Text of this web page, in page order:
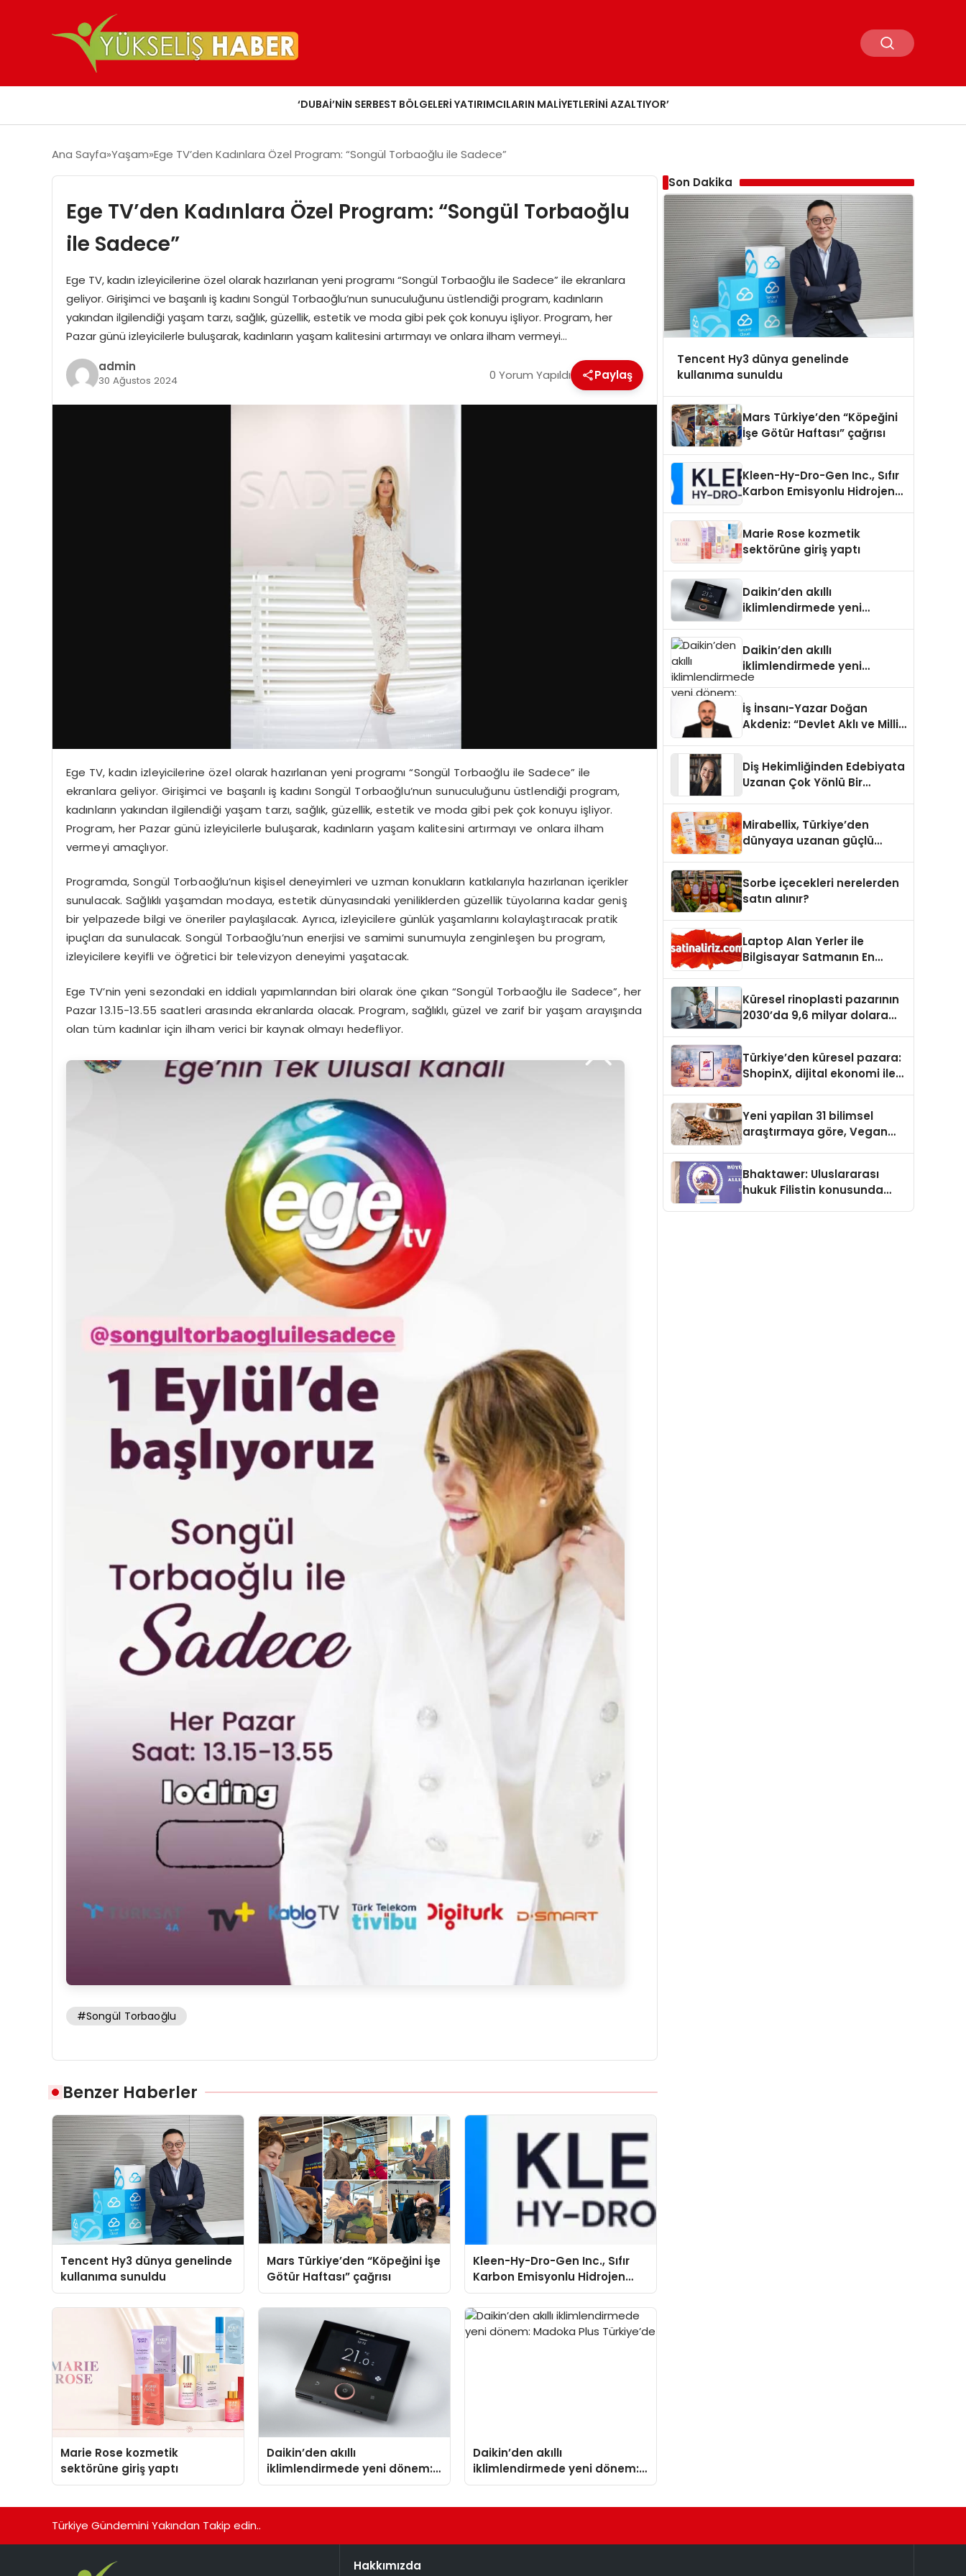
‘DUBAI’NIN SERBEST BÖLGELERI YATIRIMCILARIN MALIYETLERINI AZALTIYOR’
Ana Sayfa Yaşam Ege TV’den Kadınlara Özel Program: “Songül Torbaoğlu ile Sadece”
Ege TV’den Kadınlara Özel Program: “Songül Torbaoğlu
ile Sadece”
Ege TV, kadın izleyicilerine özel olarak hazırlanan yeni programı “Songül Torbaoğlu ile Sadece” ile ekranlara
geliyor. Girişimci ve başarılı iş kadını Songül Torbaoğlu’nun sunuculuğunu üstlendiği program, kadınların
yakından ilgilendiği yaşam tarzı, sağlık, güzellik, estetik ve moda gibi pek çok konuyu işliyor. Program, her
Pazar günü izleyicilerle buluşarak, kadınların yaşam kalitesini artırmayı ve onlara ilham vermeyi…
admin
30 Ağustos 2024 0 Yorum Yapıldı Paylaş
Ege TV, kadın izleyicilerine özel olarak hazırlanan yeni programı “Songül Torbaoğlu ile Sadece” ile
ekranlara geliyor. Girişimci ve başarılı iş kadını Songül Torbaoğlu’nun sunuculuğunu üstlendiği program,
kadınların yakından ilgilendiği yaşam tarzı, sağlık, güzellik, estetik ve moda gibi pek çok konuyu işliyor.
Program, her Pazar günü izleyicilerle buluşarak, kadınların yaşam kalitesini artırmayı ve onlara ilham
vermeyi amaçlıyor.
Programda, Songül Torbaoğlu’nun kişisel deneyimleri ve uzman konukların katkılarıyla hazırlanan içerikler
sunulacak. Sağlıklı yaşamdan modaya, estetik dünyasındaki yeniliklerden güzellik tüyolarına kadar geniş
bir yelpazede bilgi ve öneriler paylaşılacak. Ayrıca, izleyicilere günlük yaşamlarını kolaylaştıracak pratik
ipuçları da sunulacak. Songül Torbaoğlu’nun enerjisi ve samimi sunumuyla zenginleşen bu program,
izleyicilere keyifli ve öğretici bir televizyon deneyimi yaşatacak.
Ege TV’nin yeni sezondaki en iddialı yapımlarından biri olarak öne çıkan “Songül Torbaoğlu ile Sadece”, her
Pazar 13.15-13.55 saatleri arasında ekranlarda olacak. Program, sağlıklı, güzel ve zarif bir yaşam arayışında
olan tüm kadınlar için ilham verici bir kaynak olmayı hedefliyor.
#Songül Torbaoğlu
Benzer Haberler
Tencent Hy3 dünya genelinde
kullanıma sunuldu
Mars Türkiye’den “Köpeğini İşe
Götür Haftası” çağrısı
Kleen-Hy-Dro-Gen Inc., Sıfır
Karbon Emisyonlu Hidrojen
Isıtma Teknolojisinde ISO ve
TSSA Düzenleyici Onaylarını
Aldı
Marie Rose kozmetik
sektörüne giriş yaptı
Daikin’den akıllı
iklimlendirmede yeni dönem:
Madoka Plus Türkiye’de
Daikin’den akıllı
iklimlendirmede yeni dönem:
Madoka Plus Türkiye’de
Son Dakika
Tencent Hy3 dünya genelinde
kullanıma sunuldu
Mars Türkiye’den “Köpeğini
İşe Götür Haftası” çağrısı
Kleen-Hy-Dro-Gen Inc., Sıfır
Karbon Emisyonlu Hidrojen
Aldı
Marie Rose kozmetik
sektörüne giriş yaptı
Daikin’den akıllı
iklimlendirmede yeni
Daikin’den akıllı
iklimlendirmede yeni
dönem: Madoka Plus
İş İnsanı-Yazar Doğan
Akdeniz: “Devlet Aklı ve Milli
Diş Hekimliğinden Edebiyata
Uzanan Çok Yönlü Bir
Mirabellix, Türkiye’den
dünyaya uzanan güçlü
Sorbe içecekleri nerelerden
satın alınır?
Laptop Alan Yerler ile
Bilgisayar Satmanın En
Küresel rinoplasti pazarının
2030’da 9,6 milyar dolara
Türkiye’den küresel pazara:
ShopinX, dijital ekonomi ile
Yeni yapilan 31 bilimsel
araştırmaya göre, Vegan
Sindirildiğini Ortaya Koydu
Bhaktawer: Uluslararası
hukuk Filistin konusunda
Türkiye Gündemini Yakından Takip edin..
Hakkımızda